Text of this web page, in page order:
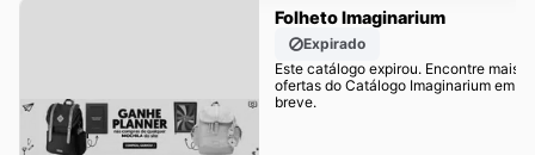
Folheto Imaginarium
Expirado
Este catálogo expirou. Encontre mais
ofertas do Catálogo Imaginarium em
breve.